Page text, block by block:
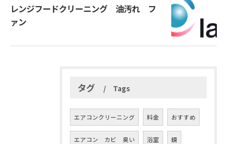
レンジフードクリーニング 油汚れ フ
ァン
タグ Tags
エアコンクリーニング 料金 おすすめ
エアコン カビ 臭い 浴室 鏡